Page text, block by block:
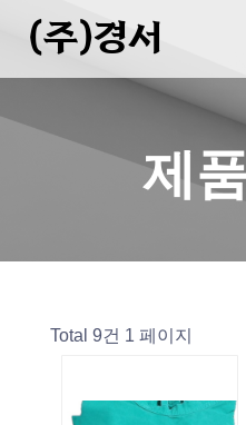
제
(주)경서
회사소개
CEO 인사말
기업현황
연혁
오시는길
사업분야
병원복 제조
세탁물 용역
폐기물 중간처분업(소각)
수집운반업
증기(스팀)판매업
제품소개
FAQ
Total 9건 1 페이지